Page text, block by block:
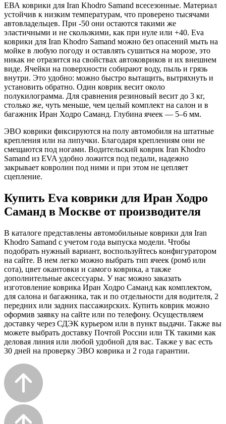
ЕВА коврики для Iran Khodro Samand всесезонные. Материал
устойчив к низким температурам, что проверено тысячами
автовладельцев. При -50 они остаются такими же
эластичными и не скользкими, как при нуле или +40. Eva
коврики для Iran Khodro Samand можно без опасений мыть на
мойке в любую погоду и оставлять сушиться на морозе, это
никак не отразится на свойствах автоковриков и их внешнем
виде. Ячейки на поверхности собирают воду, пыль и грязь
внутри. Это удобно: можно быстро вытащить, вытряхнуть и
установить обратно. Один коврик весит около
полукилограмма. Для сравнения резиновый весит до 3 кг,
столько же, чуть меньше, чем целый комплект на салон и в
багажник Иран Ходро Саманд. Глубина ячеек — 5–6 мм.
ЭВО коврики фиксируются на полу автомобиля на штатные
крепления или на липучки. Благодаря креплениям они не
смещаются под ногами. Водительский коврик Iran Khodro
Samand из EVA удобно ложится под педали, надежно
закрывает ковролин под ними и при этом не цепляет
сцепление.
Купить Eva коврики для Иран Ходро
Саманд в Москве от производителя
В каталоге представлены автомобильные коврики для Iran
Khodro Samand с учетом года выпуска модели. Чтобы
подобрать нужный вариант, воспользуйтесь конфигуратором
на сайте. В нем легко можно выбрать тип ячеек (ромб или
сота), цвет окантовки и самого коврика, а также
дополнительные аксессуары. У нас можно заказать
изготовление коврика Иран Ходро Саманд как комплектом,
для салона и багажника, так и по отдельности для водителя, 2
передних или задних пассажирских. Купить коврик можно
оформив заявку на сайте или по телефону. Осуществляем
доставку через СДЭК курьером или в пункт выдачи. Также вы
можете выбрать доставку Почтой России или ТК такими как
деловая линия или любой удобной для вас. Также у вас есть
30 дней на проверку ЭВО коврика и 2 года гарантии.